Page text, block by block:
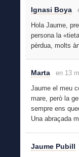
Ignasi Boya
Hola Jaume,
persona la
pèrdua, molts
Marta
en 13
Jaume el meu
mare, però la
sempre ens
Una abraçada
Jaume Pubill